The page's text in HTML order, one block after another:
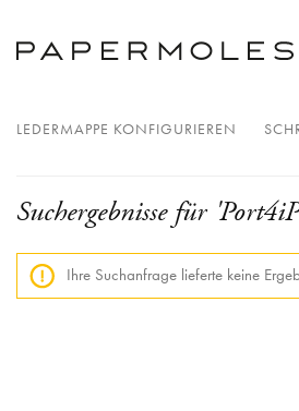
LEDERMAPPE KONFIGURIEREN
Suchergebnisse für
Ihre Suchanfrage lieferte keine